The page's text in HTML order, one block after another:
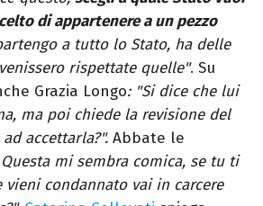
di appartenere a un pezzo
a tutto lo Stato, ha delle
rispettate quelle". Su
Grazia Longo: "Si dice che lui
ma poi chiede la revisione del
accettarla?". Abbate le
Questa mi sembra comica, se tu ti
condannato vai in carcere